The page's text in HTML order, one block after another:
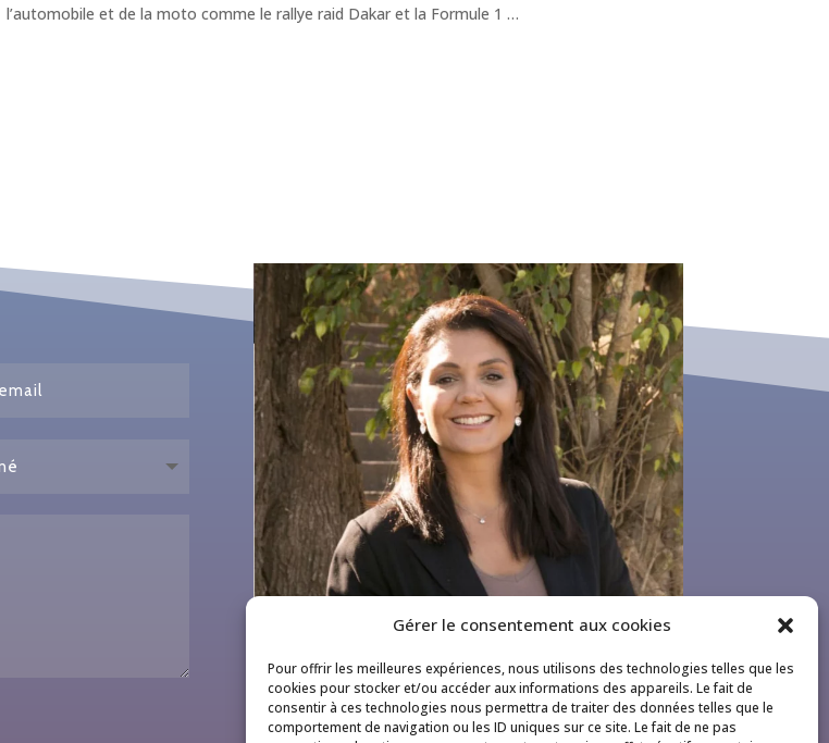
Gérer le consentement aux cookies
Pour offrir les meilleures expériences, nous utilisons des technologies telles que les
cookies pour stocker et/ou accéder aux informations des appareils. Le fait de
consentir à ces technologies nous permettra de traiter des données telles que le
comportement de navigation ou les ID uniques sur ce site. Le fait de ne pas
l’automobile et de la moto comme le rallye raid Dakar et la Formule 1 …